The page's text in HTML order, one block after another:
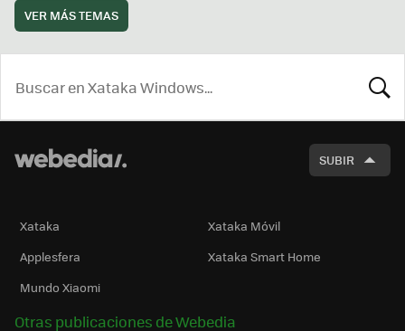
VER MÁS TEMAS
SUBIR
Xataka
Xataka Móvil
Applesfera
Xataka Smart Home
Mundo Xiaomi
Otras publicaciones de Webedia